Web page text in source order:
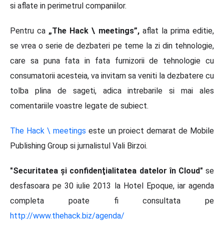
si aflate in perimetrul companiilor.
Pentru ca „The Hack \ meetings”,aflat la prima editie,
se vrea o serie de dezbateri pe teme la zi din tehnologie,
care sa puna fata in fata furnizorii de tehnologie cu
consumatorii acesteia, va invitam sa veniti la dezbatere cu
tolba plina de sageti, adica intrebarile si mai ales
comentariile voastre legate de subiect.
The Hack \ meetings este un proiect demarat de Mobile
Publishing Group si jurnalistul Vali Birzoi.
"Securitatea şi confidenţialitatea datelor în Cloud" se
desfasoara pe 30 iulie 2013 la Hotel Epoque, iar agenda
completa poate fi consultata pe
http://www.thehack.biz/agenda/